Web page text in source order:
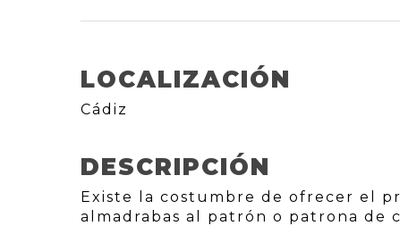
LOCALIZACIÓN
Cádiz
DESCRIPCIÓN
Existe la costumbre de ofrecer el
almadrabas al patrón o patrona de